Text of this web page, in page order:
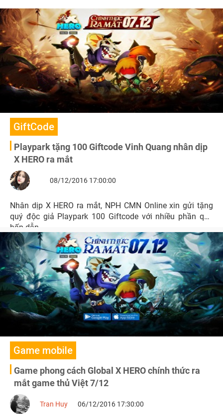
GiftCode
Playpark tặng 100 Giftcode Vinh Quang nhân dịp
X HERO ra mắt
08/12/2016 17:00:00
Nhân dịp X HERO ra mắt, NPH CMN Online xin gửi tặng
quý độc giả Playpark 100 Giftcode với nhiều phần quà
hấp dẫn.
Game mobile
Game phong cách Global X HERO chính thức ra
mắt game thủ Việt 7/12
Tran Huy 06/12/2016 17:30:00